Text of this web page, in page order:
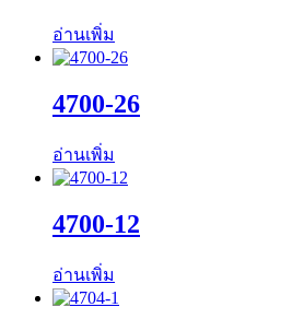
อ่านเพิ่ม
4700-26
อ่านเพิ่ม
4700-12
อ่านเพิ่ม